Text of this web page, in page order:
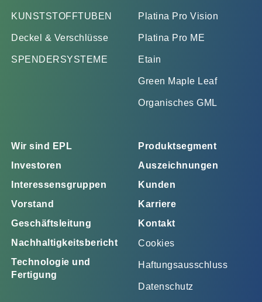
KUNSTSTOFFTUBEN
Deckel & Verschlüsse
SPENDERSYSTEME
Platina Pro Vision
Platina Pro ME
Etain
Green Maple Leaf
Organisches GML
Wir sind EPL
Investoren
Interessensgruppen
Vorstand
Geschäftsleitung
Nachhaltigkeitsbericht
Technologie und
Fertigung
Produktsegment
Auszeichnungen
Kunden
Karriere
Kontakt
Cookies
Haftungsausschluss
Datenschutz